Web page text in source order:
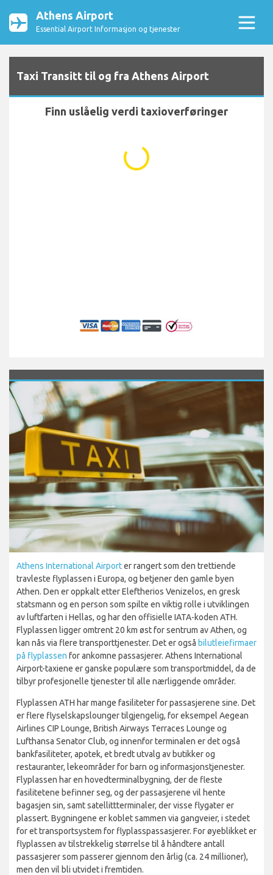
Athens Airport
Essential Airport Informasjon og tjenester
Taxi Transitt til og fra Athens Airport
Finn uslåelig verdi taxioverføringer
...
Athens International Airporter rangert som den trettiende
travleste flyplassen i Europa, og betjener den gamle byen
Athen. Den er oppkalt etter Eleftherios Venizelos, en gresk
statsmann og en person som spilte en viktig rolle i utviklingen
av luftfarten i Hellas, og har den offisielle IATA-koden ATH.
Flyplassen ligger omtrent 20 km øst for sentrum av Athen, og
kan nås via flere transporttjenester. Det er også bilutleiefirmaer
på flyplassen for ankomne passasjerer. Athens International
Airport-taxiene er ganske populære som transportmiddel, da de
tilbyr profesjonelle tjenester til alle nærliggende områder.
Flyplassen ATH har mange fasiliteter for passasjerene sine. Det
er flere flyselskapslounger tilgjengelig, for eksempel Aegean
Airlines CIP Lounge, British Airways Terraces Lounge og
Lufthansa Senator Club, og innenfor terminalen er det også
bankfasiliteter, apotek, et bredt utvalg av butikker og
restauranter, lekeområder for barn og informasjonstjenester.
Flyplassen har en hovedterminalbygning, der de fleste
fasilitetene befinner seg, og der passasjerene vil hente
bagasjen sin, samt satellittterminaler, der visse flygater er
plassert. Bygningene er koblet sammen via gangveier, i stedet
for et transportsystem for flyplasspassasjerer. For øyeblikket er
flyplassen av tilstrekkelig størrelse til å håndtere antall
passasjerer som passerer gjennom den årlig (ca. 24 millioner),
men den vil bli utvidet i fremtiden.